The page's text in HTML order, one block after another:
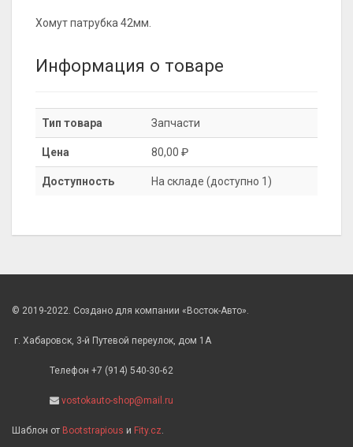
Хомут патрубка 42мм.
Информация о товаре
Тип товара Запчасти
Цена 80,00 ₽
Доступность На складе (доступно 1)
© 2019-2022. Создано для компании «Восток-Авто».
г. Хабаровск, 3-й Путевой переулок, дом 1А
Телефон +7 (914) 540-30-62
vostokauto-shop@mail.ru
Шаблон от Bootstrapious и Fity.cz.